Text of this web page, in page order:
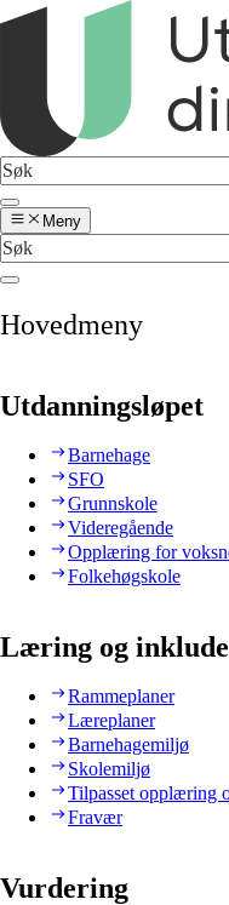
Meny
Hovedmeny
Utdanningsløpet
Barnehage
SFO
Grunnskole
Videregående
Opplæring for
Folkehøgskole
Læring og
Rammeplaner
Læreplaner
Barnehagemiljø
Skolemiljø
Tilpasset opplæring
Fravær
Vurdering